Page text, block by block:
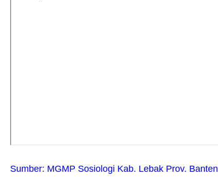
Sumber: MGMP Sosiologi Kab. Lebak Prov. Banten